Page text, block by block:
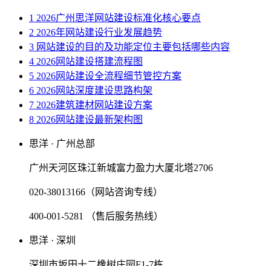
1 2026广州思洋网站建设标准化核心要点
2 2026年网站建设行业发展趋势
3 网站建设的目的及功能定位主要包括哪些内容
4 2026网站建设搭建流程图
5 2026网站建设全流程细节管控方案
6 2026网站深度建设思路构架
7 2026建筑建材网站建设方案
8 2026网站建设最新架构图
思洋 · 广州总部
广州天河区珠江新城富力盈力大厦北塔2706
020-38013166（网站咨询专线）
400-001-5281 （售后服务热线）
思洋 · 深圳